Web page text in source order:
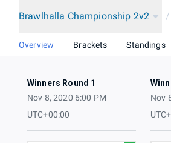
Championship 2020
Brawlhalla Championship 2v2 /
Overview Brackets Standings
Winners Round 1
Nov 8, 2020 6:00 PM
UTC+00:00
Nov